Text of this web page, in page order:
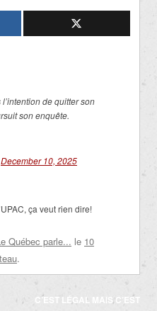
l’intention de quitter son
son enquête.
December 10, 2025
ça veut rien dire!
Québec parle... le 10
.
C’EST LÉGAL MAIS C’EST